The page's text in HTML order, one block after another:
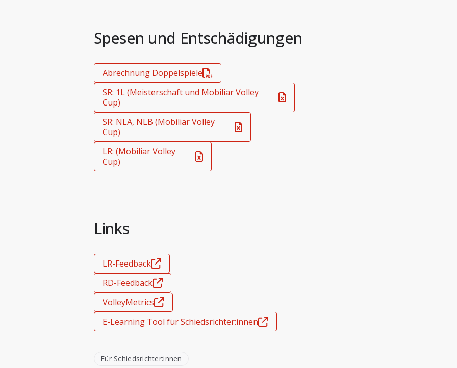
Spesen und Entschädigungen
Abrechnung Doppelspiele
SR: 1L (Meisterschaft und Mobiliar Volley
Cup)
SR: NLA, NLB (Mobiliar Volley
Cup)
LR: (Mobiliar Volley
Cup)
Links
LR-Feedback
RD-Feedback
VolleyMetrics
E-Learning Tool für Schiedsrichter:innen
Für Schiedsrichter:innen